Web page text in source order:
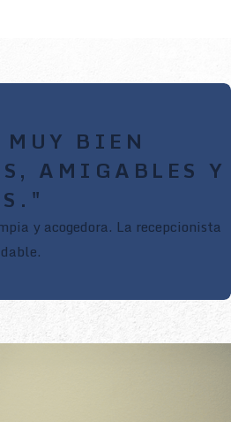
MUY BIEN
AMIGABLES Y
y acogedora. La recepcionista